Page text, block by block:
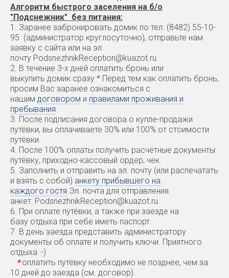
Алгоритм быстрого заселения на б/о
"Подснежник" без питания:
1. Заранее забронировать домик по тел. (8482) 55-10-
95 (администратор круглосуточно), отправьте нам
заявку с сайта или на эл.
почту PodsnezhnikReception@kuazot.ru.
2. В течение 3-х дней оплатить бронь или
выкупить домик сразу * Перед тем как оплатить бронь,
просим Вас заранее ознакомиться с
нашим договором и правилами проживания и
пребывания.
3. После подписания договора о купле-продажи
путёвки, вы оплачиваете 30% или 100% от стоимости
путёвки.
4. После 100% оплаты получить расчётные документы:
путёвку, приходно-кассовый ордер, чек.
5. Заполнить и отправить на эл. почту (или распечатать
и взять с собой) анкету прибывшего на
каждого гостя Эл. почта для отправления
анкет: PodsnezhnikReception@kuazot.ru.
6. При оплате путёвки, а также при заезде на
базу отдыха при себе иметь паспорт.
7. В день заезда представить администратору
документы об оплате и получить ключи. Приятного
отдыха :-)
*оплатить путёвку необходимо не позднее, чем за
10 дней до заезда (см. договор).